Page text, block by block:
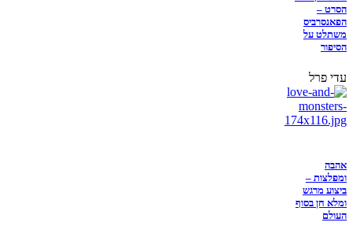
הסרט –
הפאנסרביס
משתלט על
הסיפור
עדי פרל
אהבה
ומפלצות –
ביצוע מרגש
ומלא חן בסוף
העולם